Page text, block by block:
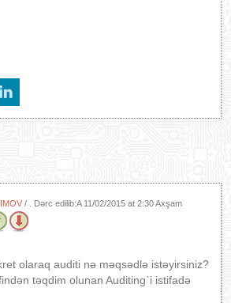
/ . Dərc edilib:A 11/02/2015 at 2:30 Axşam
olaraq auditi nə məqsədlə istəyirsiniz?
təqdim olunan Auditing`i istifadə